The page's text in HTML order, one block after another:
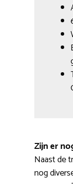
Zijn er
Naast de
nog